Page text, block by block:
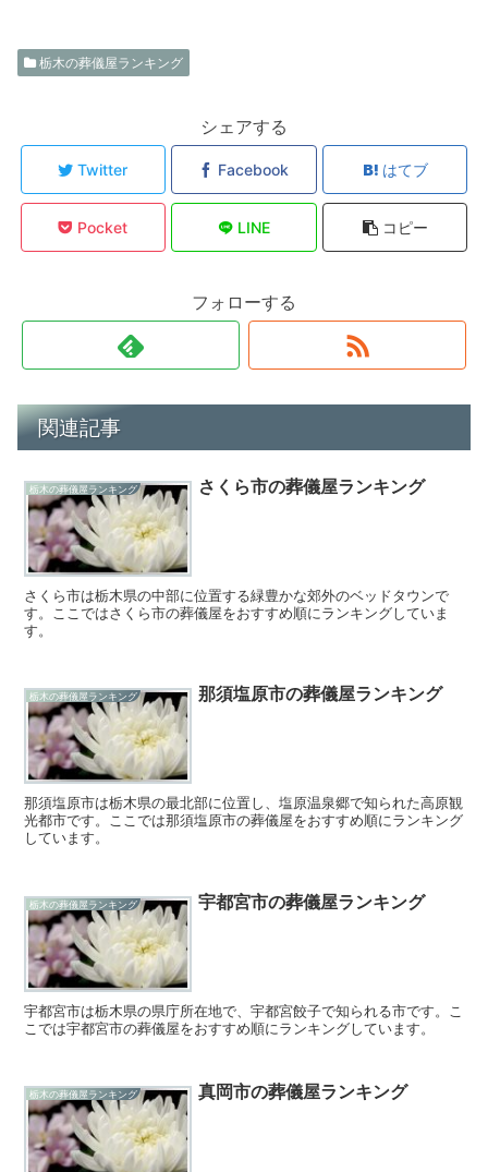
栃木の葬儀屋ランキング
シェアする
Twitter Facebook はてブ
Pocket LINE コピー
フォローする
関連記事
栃木の葬儀屋ランキング さくら市の葬儀屋ランキング
さくら市は栃木県の中部に位置する緑豊かな郊外のベッドタウンで
す。ここではさくら市の葬儀屋をおすすめ順にランキングしていま
す。
栃木の葬儀屋ランキング 那須塩原市の葬儀屋ランキング
那須塩原市は栃木県の最北部に位置し、塩原温泉郷で知られた高原観
光都市です。ここでは那須塩原市の葬儀屋をおすすめ順にランキング
しています。
栃木の葬儀屋ランキング 宇都宮市の葬儀屋ランキング
宇都宮市は栃木県の県庁所在地で、宇都宮餃子で知られる市です。こ
こでは宇都宮市の葬儀屋をおすすめ順にランキングしています。
栃木の葬儀屋ランキング 真岡市の葬儀屋ランキング